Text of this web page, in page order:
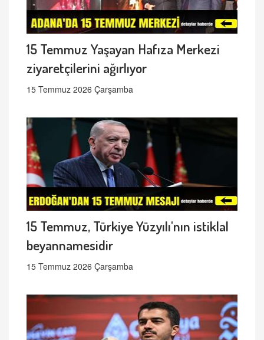
15 Temmuz Yaşayan Hafıza Merkezi
ziyaretçilerini ağırlıyor
15 Temmuz 2026 Çarşamba
15 Temmuz, Türkiye Yüzyılı'nın istiklal
beyannamesidir
15 Temmuz 2026 Çarşamba